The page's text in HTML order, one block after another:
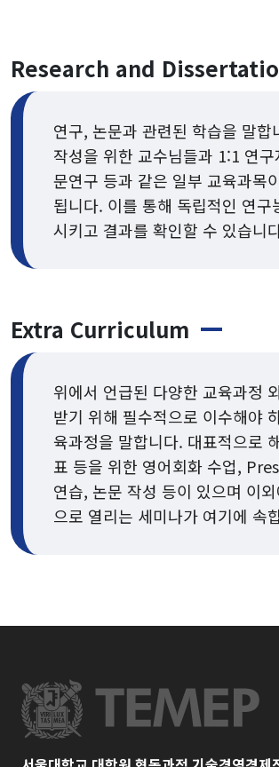
Research and
연구, 논문과 관련된 학습을 말합
작성을 위한 교수님들과 1:1 연
문연구 등과 같은 일부 교육과목
됩니다. 이를 통해 독립적인 연구
시키고 결과를 확인할 수 있습니
Extra Curriculum
위에서 언급된 다양한 교육과정
받기 위해 필수적으로 이수해야
육과정을 말합니다. 대표적으로
표 등을 위한 영어회화 수업,
연습, 논문 작성 등이 있으며 이
으로 열리는 세미나가 여기에 속